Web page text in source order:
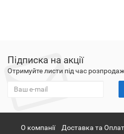
Підписка на акції
Отримуйте листи під час
О компанії Доставка та